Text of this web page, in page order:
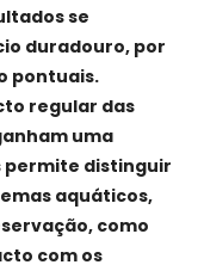
se
duradouro, por
pontuais.
regular das
uma
permite distinguir
aquáticos,
como
com os